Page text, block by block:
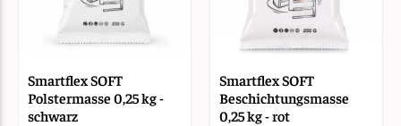
Smartflex SOFT
Polstermasse 0,25 kg -
schwarz
Smartflex SOFT
Beschichtungsmasse
0,25 kg - rot